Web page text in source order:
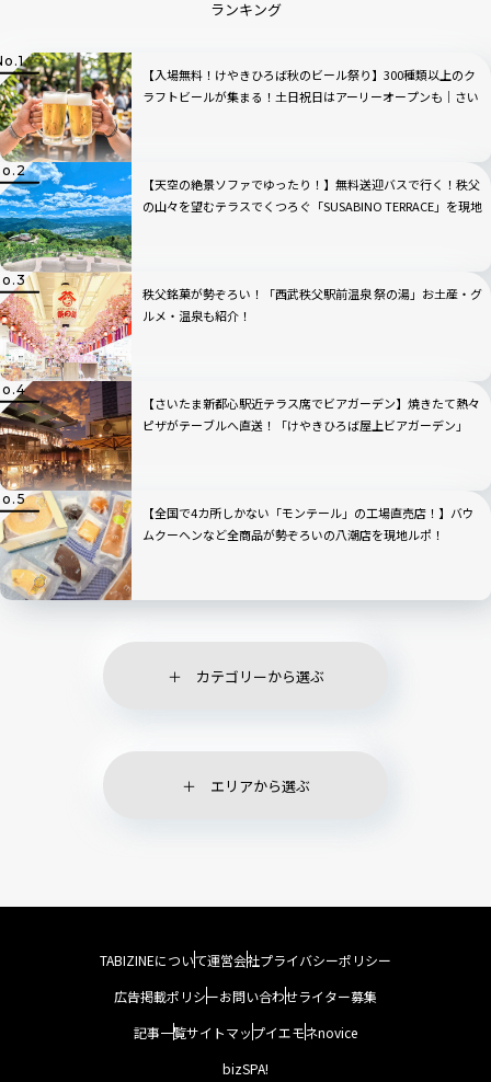
ランキング
【入場無料！けやきひろば秋のビール祭り】300種類以上のク
ラフトビールが集まる！土日祝日はアーリーオープンも｜さい
【天空の絶景ソファでゆったり！】無料送迎バスで行く！秩父
の山々を望むテラスでくつろぐ「SUSABINO TERRACE」を現地
秩父銘菓が勢ぞろい！「西武秩父駅前温泉 祭の湯」お土産・グ
ルメ・温泉も紹介！
【さいたま新都心駅近テラス席でビアガーデン】焼きたて熱々
ピザがテーブルへ直送！「けやきひろば屋上ビアガーデン」
【全国で4カ所しかない「モンテール」の工場直売店！】バウ
ムクーヘンなど全商品が勢ぞろいの八潮店を現地ルポ！
カテゴリーから選ぶ
エリアから選ぶ
TABIZINEについて運営会社プライバシーポリシー
広告掲載ポリシーお問い合わせライター募集
記事一覧サイトマップイエモネnovice
bizSPA!